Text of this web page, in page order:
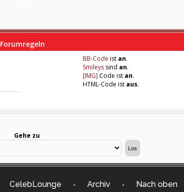
Forumregeln
BB-Code ist an.
Smileys sind an.
[IMG] Code ist an.
HTML-Code ist aus.
Gehe zu
CelebLounge - Archiv - Nach oben